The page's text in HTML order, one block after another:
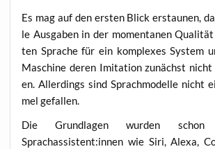
Es mag auf den ers­ten Blick erstau­nen,
le Aus­ga­ben in der momen­ta­nen
ten Spra­che für ein kom­ple­xes Sys­tem
Maschi­ne deren Imi­ta­ti­on zunächst
en. Aller­dings sind Sprach­mo­del­le nicht
mel gefallen.
Die Grund­la­gen wur­den
Sprachassistent:innen wie Siri, Ale­xa,